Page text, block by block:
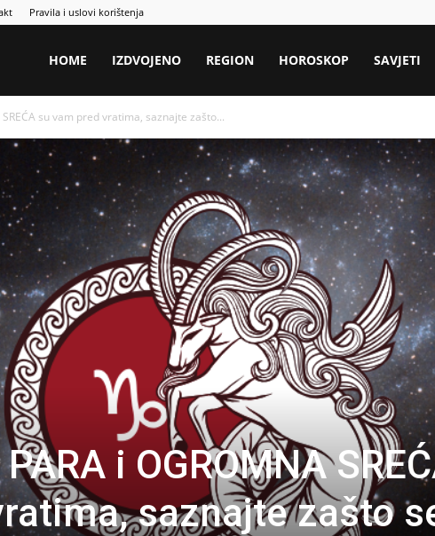
Pravila i uslovi korištenja
HOME IZDVOJENO REGION HOROSKOP SAVJETI
SREĆA su vam pred vratima, saznajte zašto...
i OGROMNA
saznajte zašto